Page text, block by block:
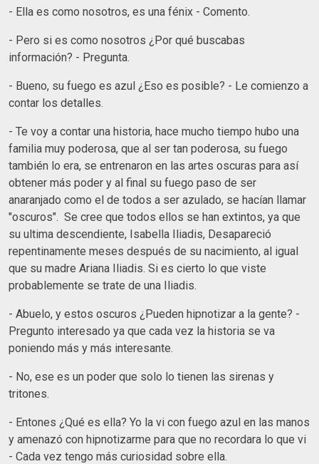
- Ella es como nosotros, es una fénix - Comento.
- Pero si es como nosotros ¿Por qué buscabas
información? - Pregunta.
- Bueno, su fuego es azul ¿Eso es posible? - Le comienzo a
contar los detalles.
- Te voy a contar una historia, hace mucho tiempo hubo una
familia muy poderosa, que al ser tan poderosa, su fuego
también lo era, se entrenaron en las artes oscuras para así
obtener más poder y al final su fuego paso de ser
anaranjado como el de todos a ser azulado, se hacían llamar
"oscuros". Se cree que todos ellos se han extintos, ya que
su ultima descendiente, Isabella Iliadis, Desapareció
repentinamente meses después de su nacimiento, al igual
que su madre Ariana Iliadis. Si es cierto lo que viste
probablemente se trate de una Iliadis.
- Abuelo, y estos oscuros ¿Pueden hipnotizar a la gente? -
Pregunto interesado ya que cada vez la historia se va
poniendo más y más interesante.
- No, ese es un poder que solo lo tienen las sirenas y
tritones.
- Entones ¿Qué es ella? Yo la vi con fuego azul en las manos
y amenazó con hipnotizarme para que no recordara lo que vi
- Cada vez tengo más curiosidad sobre ella.